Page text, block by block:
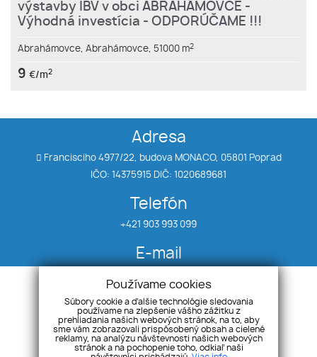
výstavby IBV v obci ABRAHÁMOVCE -
Výhodná investícia - ODPORÚČAME !!!
Abrahámovce, Abrahámovce, 51000 m2
9 €/m2
Adresa
Francisciho 4977/22, budova MONACO, 05801 Poprad
IČO: 14375915 DIČ: 1020689681
Telefón
+421 903 993 099
E-mail
Úvod
Nehnuteľnosti
Byty
Priestory
Chaty
Ponuka/dopyt
Používame cookies
Súbory cookie a ďalšie technológie sledovania
používame na zlepšenie vášho zážitku z
prehliadania našich webových stránok, na to, aby
sme vám zobrazovali prispôsobený obsah a cielené
reklamy, na analýzu návštevnosti našich webových
stránok a na pochopenie toho, odkiaľ naši